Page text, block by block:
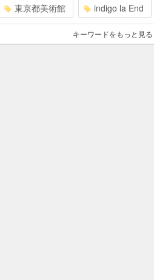
東京都美術館 indigo la End
キーワードをもっと見る